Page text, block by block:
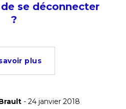
se déconnecter
?
plus
- 24 janvier 2018